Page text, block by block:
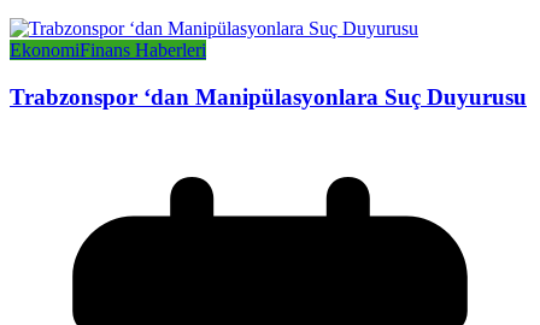
EkonomiFinans Haberleri
Trabzonspor ‘dan Manipülasyonlara Suç Duyurusu